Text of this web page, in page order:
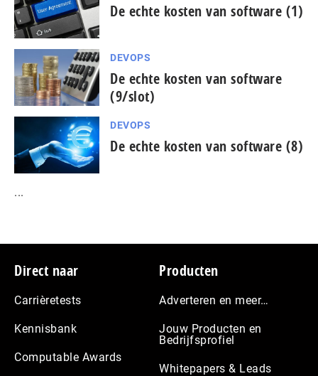
De echte kosten van software (1)
DEVOPS
De echte kosten van software
(9/slot)
DEVOPS
De echte kosten van software (8)
...
Footer
Direct naar
Carrièretests
Kennisbank
Computable Awards
Producten
Adverteren en meer…
Jouw Producten en
Bedrijfsprofiel
Whitepapers & Leads